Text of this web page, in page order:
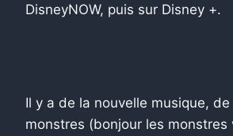
DisneyNOW, puis sur Disney +.
Il y a de la nouvelle musique,
monstres (bonjour les monstres